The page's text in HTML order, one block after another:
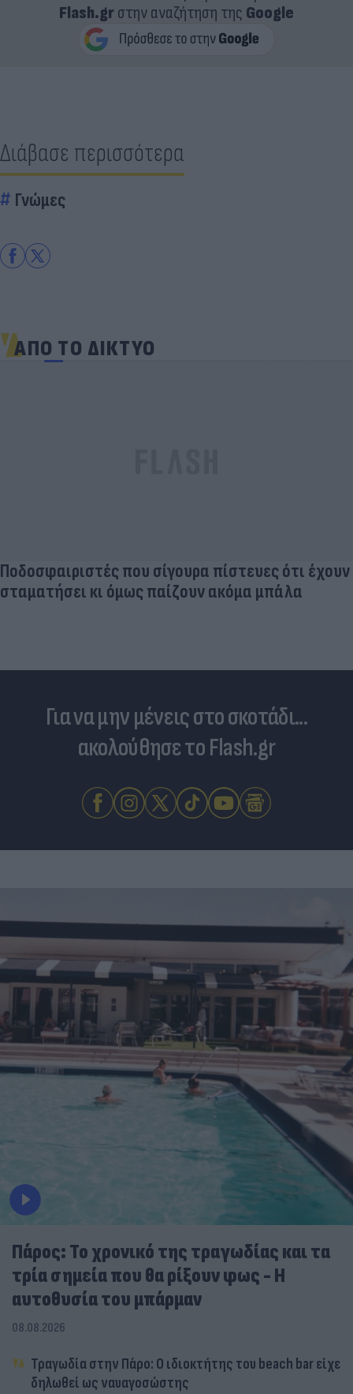
Flash.grστην αναζήτηση της Google
Διάβασε περισσότερα
Γνώμες
ΑΠΟ ΤΟ ΔΙΚΤΥΟ
Ποδοσφαιριστές που σίγουρα πίστευες ότι έχουν
σταματήσει κι όμως παίζουν ακόμα μπάλα
Για να μην μένεις στο σκοτάδι...
ακολούθησε το Flash.gr
Πάρος: Το χρονικό της τραγωδίας και τα
τρία σημεία που θα ρίξουν φως - Η
αυτοθυσία του μπάρμαν
08.08.2026
Τραγωδία στην Πάρο: Ο ιδιοκτήτης του beach bar είχε
δηλωθεί ως ναυαγοσώστης